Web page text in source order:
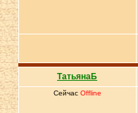
ТатьянаБ
Сейчас Offline